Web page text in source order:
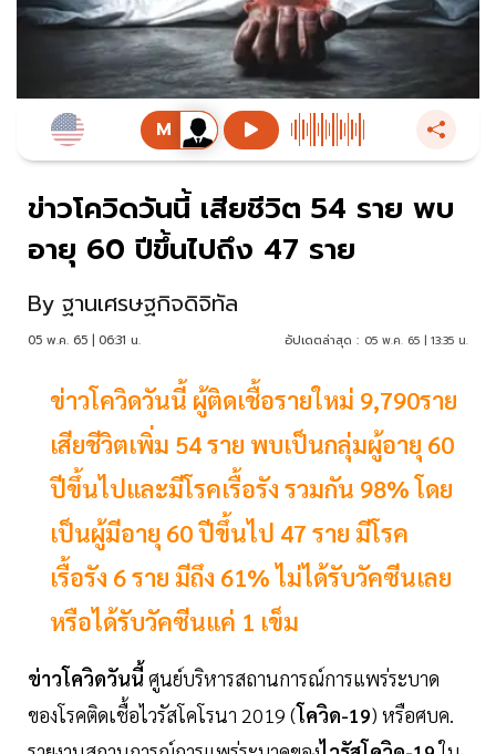
ข่าวโควิดวันนี้ เสียชีวิต 54 ราย พบ
อายุ 60 ปีขึ้นไปถึง 47 ราย
By ฐานเศรษฐกิจดิจิทัล
05 พ.ค. 65 | 06:31 น. อัปเดตล่าสุด : 05 พ.ค. 65 | 13:35 น.
ข่าวโควิดวันนี้ ผู้ติดเชื้อรายใหม่ 9,790ราย
เสียชีวิตเพิ่ม 54 ราย พบเป็นกลุ่มผู้อายุ 60
ปีขึ้นไปและมีโรคเรื้อรัง รวมกัน 98% โดย
เป็นผู้มีอายุ 60 ปีขึ้นไป 47 ราย มีโรค
เรื้อรัง 6 ราย มีถึง 61% ไม่ได้รับวัคซีนเลย
หรือได้รับวัคซีนแค่ 1 เข็ม
ข่าวโควิดวันนี้ ศูนย์บริหารสถานการณ์การแพร่ระบาด
ของโรคติดเชื้อไวรัสโคโรนา 2019 (โควิด-19) หรือศบค.